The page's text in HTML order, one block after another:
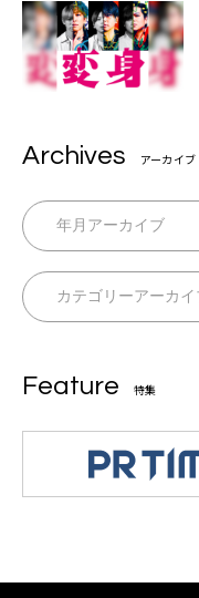
Archives アーカイブ
Feature 特集